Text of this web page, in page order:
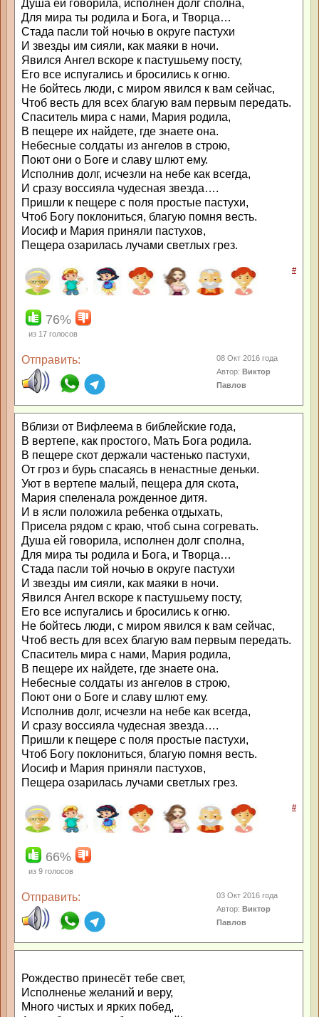
Душа ей говорила, исполнен долг сполна,
Для мира ты родила и Бога, и Творца…
Стада пасли той ночью в округе пастухи
И звезды им сияли, как маяки в ночи.
Явился Ангел вскоре к пастушьему посту,
Его все испугались и бросились к огню.
Не бойтесь люди, с миром явился к вам сейчас,
Чтоб весть для всех благую вам первым передать.
Спаситель мира с нами, Мария родила,
В пещере их найдете, где знаете она.
Небесные солдаты из ангелов в строю,
Поют они о Боге и славу шлют ему.
Исполнив долг, исчезли на небе как всегда,
И сразу воссияла чудесная звезда….
Пришли к пещере с поля простые пастухи,
Чтоб Богу поклониться, благую помня весть.
Иосиф и Мария приняли пастухов,
Пещера озарилась лучами светлых грез.
#
76%
из 17 голосов
Отправить:
08 Окт 2016 года
Автор:Виктор
Павлов
Вблизи от Вифлеема в библейские года,
В вертепе, как простого, Мать Бога родила.
В пещере скот держали частенько пастухи,
От гроз и бурь спасаясь в ненастные деньки.
Уют в вертепе малый, пещера для скота,
Мария спеленала рожденное дитя.
И в ясли положила ребенка отдыхать,
Присела рядом с краю, чтоб сына согревать.
Душа ей говорила, исполнен долг сполна,
Для мира ты родила и Бога, и Творца…
Стада пасли той ночью в округе пастухи
И звезды им сияли, как маяки в ночи.
Явился Ангел вскоре к пастушьему посту,
Его все испугались и бросились к огню.
Не бойтесь люди, с миром явился к вам сейчас,
Чтоб весть для всех благую вам первым передать.
Спаситель мира с нами, Мария родила,
В пещере их найдете, где знаете она.
Небесные солдаты из ангелов в строю,
Поют они о Боге и славу шлют ему.
Исполнив долг, исчезли на небе как всегда,
И сразу воссияла чудесная звезда….
Пришли к пещере с поля простые пастухи,
Чтоб Богу поклониться, благую помня весть.
Иосиф и Мария приняли пастухов,
Пещера озарилась лучами светлых грез.
#
66%
из 9 голосов
Отправить:
03 Окт 2016 года
Автор:Виктор
Павлов
Рождество принесёт тебе свет,
Исполненье желаний и веру,
Много чистых и ярких побед,